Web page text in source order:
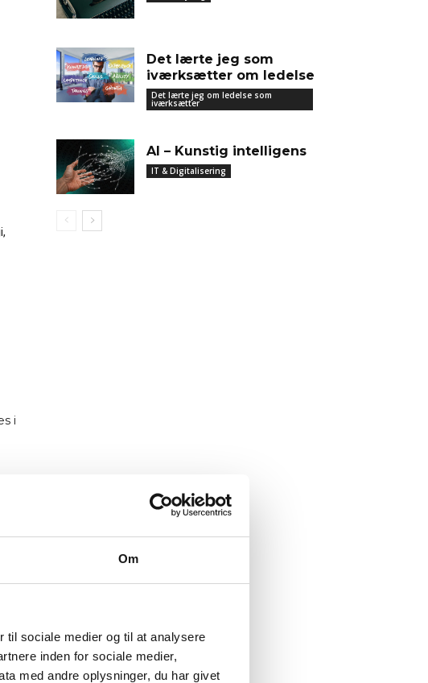
Om
til sociale medier og til at analysere
inden for sociale medier,
med andre oplysninger, du har givet
i
Det lærte jeg som
iværksætter om ledelse
Det lærte jeg om ledelse som
iværksætter
AI – Kunstig intelligens
IT & Digitalisering